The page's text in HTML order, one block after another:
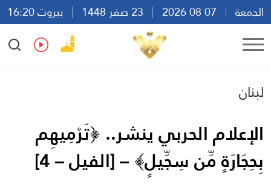
الجمعة
بيروت 16:20
Ar
En Fr Es
لبنان
الإعلام الحربي ينشر.. ﴿تَرْمِيهِم
بِحِجَارَةٍ مِّن سِجِّيلٍ﴾ – [الفيل – 4]